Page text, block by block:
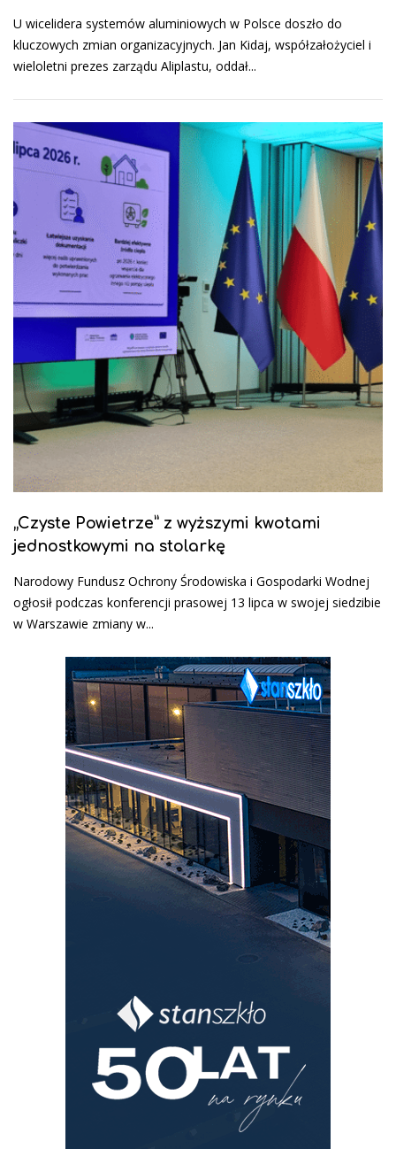
U wicelidera systemów aluminiowych w Polsce doszło do
kluczowych zmian organizacyjnych. Jan Kidaj, współzałożyciel i
wieloletni prezes zarządu Aliplastu, oddał...
„Czyste Powietrze” z wyższymi kwotami
jednostkowymi na stolarkę
Narodowy Fundusz Ochrony Środowiska i Gospodarki Wodnej
ogłosił podczas konferencji prasowej 13 lipca w swojej siedzibie
w Warszawie zmiany w...